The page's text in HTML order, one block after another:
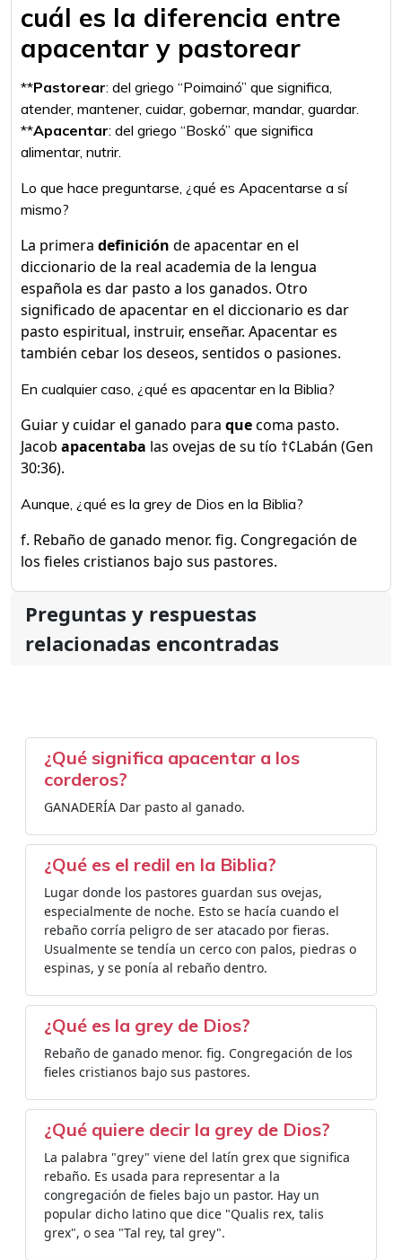
cuál es la diferencia entre
apacentar y pastorear
**Pastorear: del griego “Poimainó” que significa,
atender, mantener, cuidar, gobernar, mandar, guardar.
**Apacentar: del griego “Boskó” que significa
alimentar, nutrir.
Lo que hace preguntarse, ¿qué es Apacentarse a sí
mismo?
La primera definición de apacentar en el
diccionario de la real academia de la lengua
española es dar pasto a los ganados. Otro
significado de apacentar en el diccionario es dar
pasto espiritual, instruir, enseñar. Apacentar es
también cebar los deseos, sentidos o pasiones.
En cualquier caso, ¿qué es apacentar en la Biblia?
Guiar y cuidar el ganado para quecoma pasto.
Jacob apacentaba las ovejas de su tío †¢Labán (Gen
30:36).
Aunque, ¿qué es la grey de Dios en la Biblia?
f. Rebaño de ganado menor. fig. Congregación de
los fieles cristianos bajo sus pastores.
Preguntas y respuestas
relacionadas encontradas
¿Qué significa apacentar a los
corderos?
GANADERÍA Dar pasto al ganado.
¿Qué es el redil en la Biblia?
Lugar donde los pastores guardan sus ovejas,
especialmente de noche. Esto se hacía cuando el
rebaño corría peligro de ser atacado por fieras.
Usualmente se tendía un cerco con palos, piedras o
espinas, y se ponía al rebaño dentro.
¿Qué es la grey de Dios?
Rebaño de ganado menor. fig. Congregación de los
fieles cristianos bajo sus pastores.
¿Qué quiere decir la grey de Dios?
La palabra "grey" viene del latín grex que significa
rebaño. Es usada para representar a la
congregación de fieles bajo un pastor. Hay un
popular dicho latino que dice "Qualis rex, talis
grex", o sea "Tal rey, tal grey".